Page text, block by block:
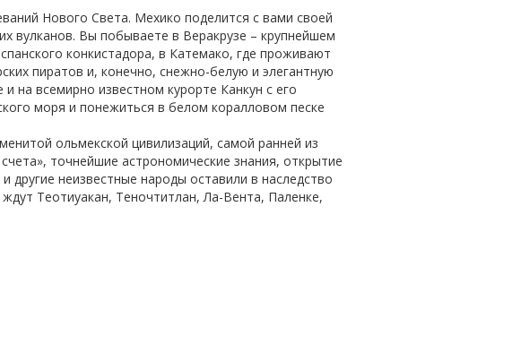
Нового Света. Мехико поделится с вами своей
вулканов. Вы побываете в Веракрузе – крупнейшем
конкистадора, в Катемако, где проживают
пиратов и, конечно, снежно-белую и элегантную
всемирно известном курорте Канкун с его
моря и понежиться в белом коралловом песке
ольмекской цивилизаций, самой ранней из
точнейшие астрономические знания, открытие
неизвестные народы оставили в наследство
Теотиуакан, Теночтитлан, Ла-Вента, Паленке,